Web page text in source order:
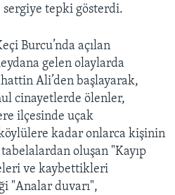
sergiye tepki gösterdi.
Burcu’nda açılan
gelen olaylarda
Ali’den başlayarak,
cinayetlerde ölenler,
ilçesinde uçak
kadar onlarca kişinin
oluşan "Kayıp
ve kaybettikleri
"Analar duvarı",